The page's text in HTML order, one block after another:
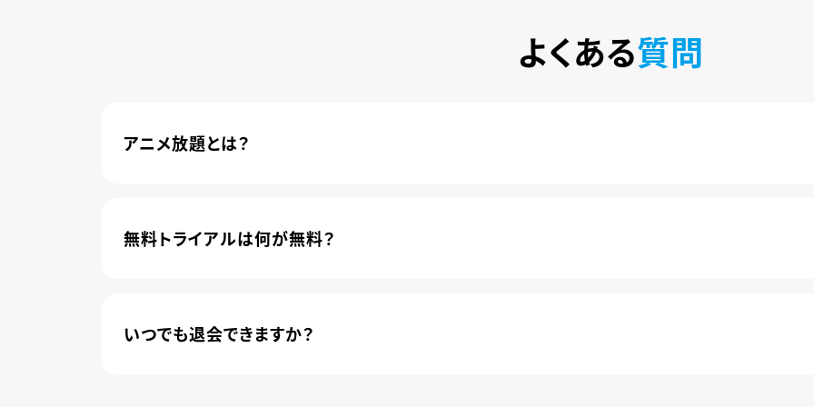
よくある質問
アニメ放題とは？
無料トライアルは何が無料？
いつでも退会できますか？